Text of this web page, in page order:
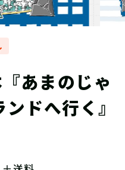
あまのじゃ
ドへ行く』